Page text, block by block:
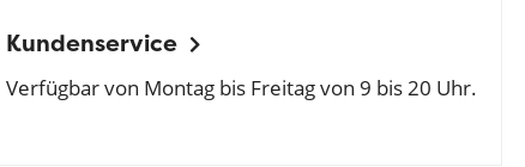
Kundenservice
Verfügbar von Montag bis Freitag von 9 bis 20 Uhr.